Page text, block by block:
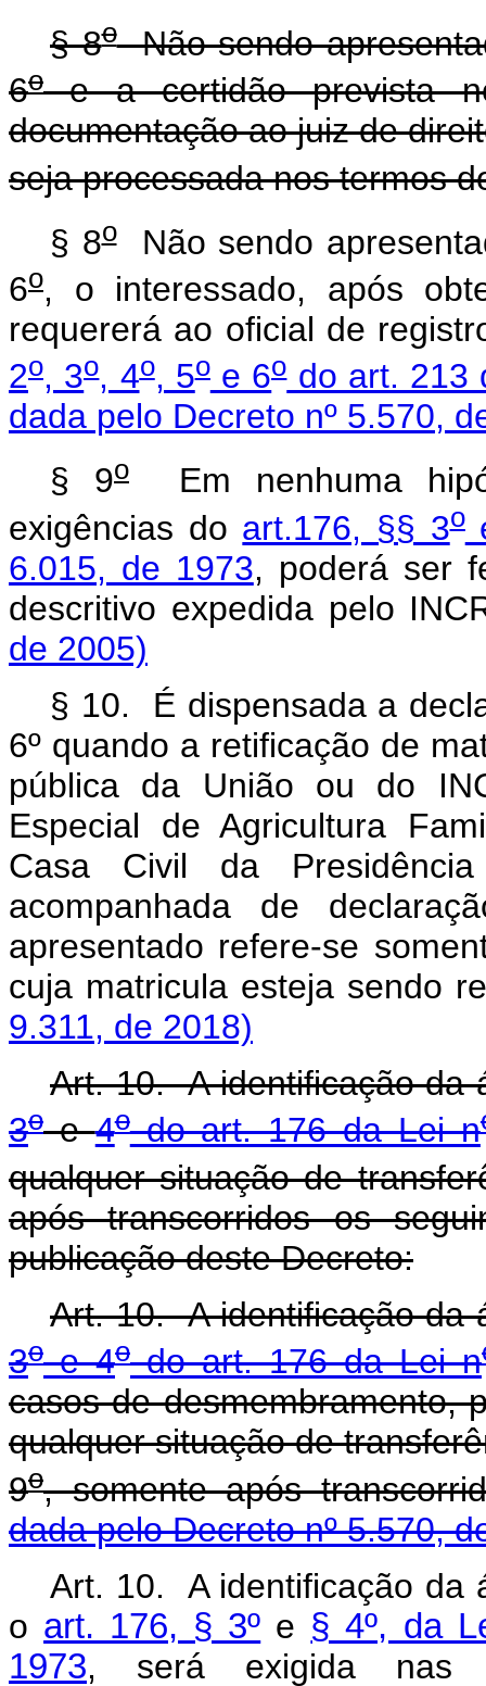
§ 8oNão sendo
6oe a certidão prevista
documentação ao juiz de
seja processada nos termos
§ 8oNão sendo
6o, o interessado, após
requererá ao oficial de
2o, 3o, 4o, 5oe 6odo art. 213
dada pelo Decreto nº 5.570,
§ 9o Em nenhuma
exigências do art.176, §§ 3o
6.015, de 1973, poderá ser
descritivo expedida pelo
de 2005)
§ 10. É dispensada a
6º quando a retificação de
pública da União ou do
Especial de Agricultura
Casa Civil da
acompanhada de
apresentado refere-se
cuja matricula esteja
9.311, de 2018)
Art. 10. A identificação da
3oe4odo art. 176 da Lei n
qualquer situação de
após transcorridos os
publicação deste Decreto:
Art. 10. A identificação da
3oe 4odo art. 176 da Lei n
casos de desmembramento,
qualquer situação de
9o, somente após
dada pelo Decreto nº 5.570,
Art. 10. A identificação da
o art. 176, § 3º e § 4º, da
1973, será exigida nas